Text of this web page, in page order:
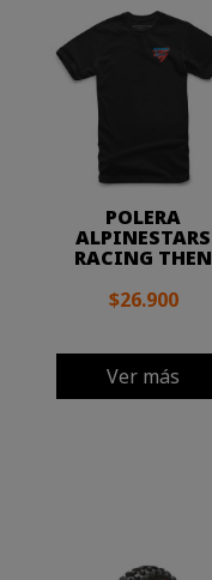
POLERA
ALPINESTARS
RACING THEN
$26.900
Ver más